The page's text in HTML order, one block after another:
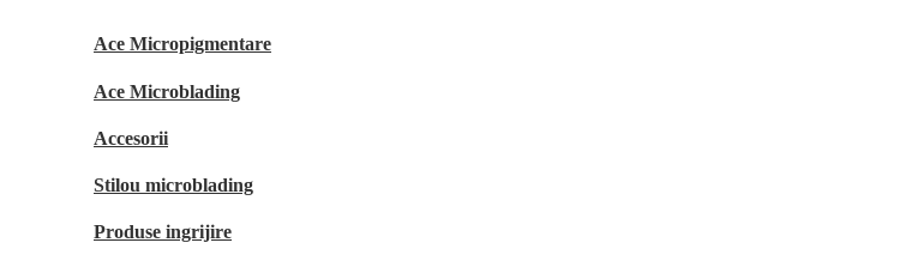
Ace Micropigmentare
Ace Microblading
Accesorii
Stilou microblading
Produse ingrijire